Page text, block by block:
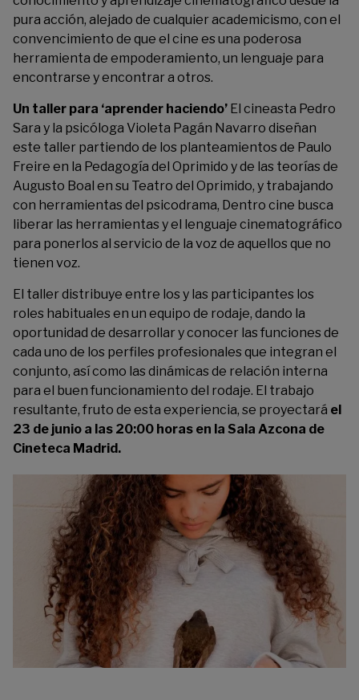
pura acción, alejado de cualquier academicismo, con el
convencimiento de que el cine es una poderosa
herramienta de empoderamiento, un lenguaje para
encontrarse y encontrar a otros.
Un taller para ‘aprender haciendo’ El cineasta Pedro
Sara y la psicóloga Violeta Pagán Navarro diseñan
este taller partiendo de los planteamientos de Paulo
Freire en la Pedagogía del Oprimido y de las teorías de
Augusto Boal en su Teatro del Oprimido, y trabajando
con herramientas del psicodrama, Dentro cine busca
liberar las herramientas y el lenguaje cinematográfico
para ponerlos al servicio de la voz de aquellos que no
tienen voz.
El taller distribuye entre los y las participantes los
roles habituales en un equipo de rodaje, dando la
oportunidad de desarrollar y conocer las funciones de
cada uno de los perfiles profesionales que integran el
conjunto, así como las dinámicas de relación interna
para el buen funcionamiento del rodaje. El trabajo
resultante, fruto de esta experiencia, se proyectará el
23 de junio a las 20:00 horas en la Sala Azcona de
Cineteca Madrid.